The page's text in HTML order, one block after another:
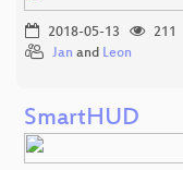
2018-05-13
211
Jan and Leon
SmartHUD